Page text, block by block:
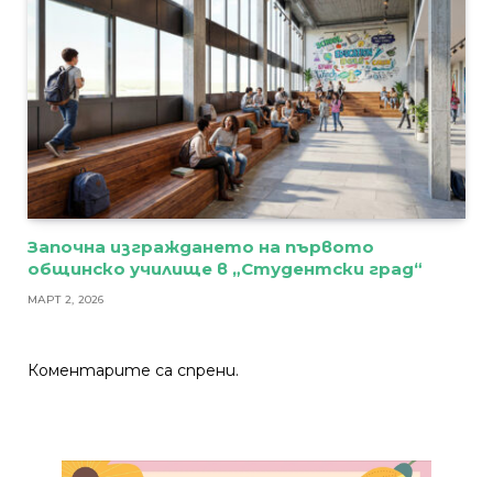
Започна изграждането на първото
общинско училище в „Студентски град“
МАРТ 2, 2026
Коментарите са спрени.